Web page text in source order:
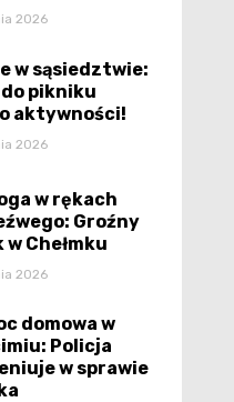
2026
w sąsiedztwie:
do pikniku
aktywności!
2026
w rękach
Groźny
w Chełmku
2026
domowa w
Policja
w sprawie